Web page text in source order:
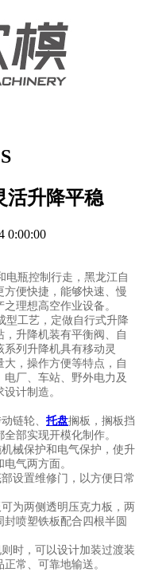
活升降平稳
0:00:00
瓶控制行走，黑龙江自
便快捷，能够快速、慢
理想高空作业设备。
工艺，定做自行式升降
升降机装有平衡阀、自
列升降机具有移动灵
，操作方便等特点，自
厂、车站、野外电力及
计制造。
链轮、 托盘搁板，搁板挡
部实现开模化制作。
械保护和电气保护，使升
气两方面。
设置维修门，以方便日常
为两侧透明压克力板，两
喷塑铁板配合四根半圆
时，可以设计加装过渡装
常、可靠地输送。